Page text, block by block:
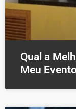
Qual a
Meu